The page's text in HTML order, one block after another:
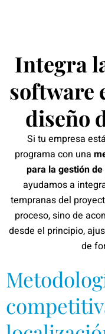
Integra
software
diseño
Si tu empresa
programa con una
para la gestión
ayudamos a
tempranas del
proceso, sino de
desde el principio,
de